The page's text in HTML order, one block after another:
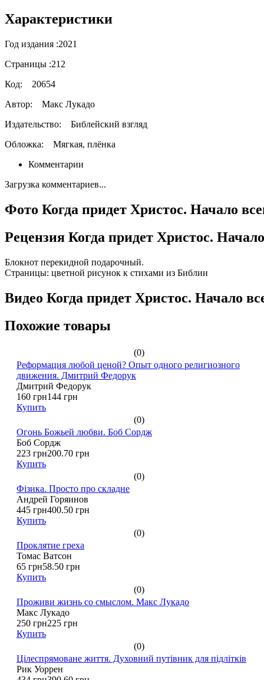
Характеристики
Год издания :2021
Страницы :212
Код: 20654
Автор:
Макс Лукадо
Издательство:
Библейский взгляд
Обложка: Мягкая, плёнка
Комментарии
Загрузка комментариев...
Фото Когда придет Христос. Начало
Рецензия Когда придет Христос.
Блокнот перекидной подарочный.
Страницы: цветной рисунок к стихами из Библии
Видео Когда придет Христос. Начало
Похожие товары
(0)
Реформация любой ценой? Опыт одного религиозного
движения. Дмитрий Федорук
Дмитрий Федорук
160 грн144 грн
Купить
(0)
Огонь Божьей любви. Боб Сордж
Боб Сордж
223 грн200.70 грн
Купить
(0)
Фізика. Просто про складне
Андрей Горяинов
445 грн400.50 грн
Купить
(0)
Проклятие греха
Томас Ватсон
65 грн58.50 грн
Купить
(0)
Проживи жизнь со смыслом. Макс Лукадо
Макс Лукадо
250 грн225 грн
Купить
(0)
Цілеспрямоване життя. Духовний путівник для підлітків
Рик Уоррен